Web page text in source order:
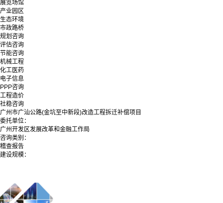
展览场馆
产业园区
生态环境
市政路桥
规划咨询
评估咨询
节能咨询
机械工程
化工医药
电子信息
PPP咨询
工程造价
社稳咨询
广州市广汕公路(金坑至中新段)改造工程拆迁补偿项目
委托单位：
广州开发区发展改革和金融工作局
咨询类别：
稽查报告
建设规模：